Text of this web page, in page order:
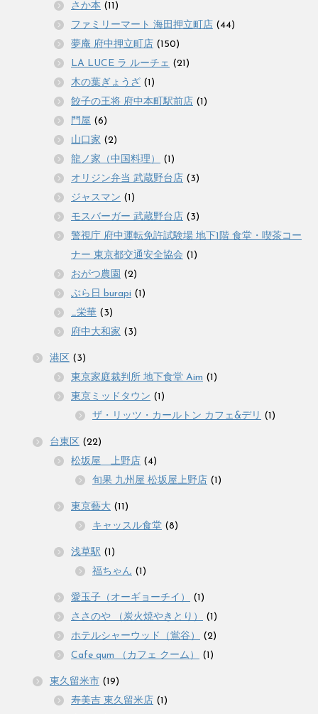
さか本 (11)
ファミリーマート 海田押立町店 (44)
夢庵 府中押立町店 (150)
LA LUCE ラ ルーチェ (21)
木の葉ぎょうざ (1)
餃子の王将 府中本町駅前店 (1)
門屋 (6)
山口家 (2)
龍ノ家（中国料理）
(1)
オリジン弁当 武蔵野台店 (3)
ジャスマン (1)
モスバーガー 武蔵野台店 (3)
警視庁 府中運転免許試験場 地下1階 食堂・喫茶コー
ナー 東京都交通安全協会 (1)
おがつ農園 (2)
ぶら日 burapi (1)
_栄華 (3)
府中大和家 (3)
港区 (3)
東京家庭裁判所 地下食堂 Aim (1)
東京ミッドタウン (1)
ザ・リッツ・カールトン カフェ&デリ (1)
台東区 (22)
松坂屋 上野店 (4)
旬果 九州屋 松坂屋上野店 (1)
東京藝大 (11)
キャッスル食堂 (8)
浅草駅 (1)
福ちゃん (1)
愛玉子（オーギョーチイ）
(1)
ささのや （炭火焼やきとり）
(1)
ホテルシャーウッド（鴬谷）
(2)
Cafe qum （カフェ クーム）
(1)
東久留米市 (19)
寿美吉 東久留米店 (1)